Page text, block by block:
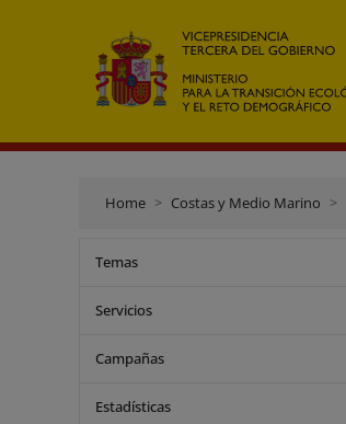
Home Costas y Medio Marino
Temas
Servicios
Campañas
Estadísticas